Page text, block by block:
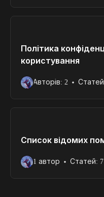
Політика
користування
Авторів: 2
Список відомих
1 автор Статей: 7